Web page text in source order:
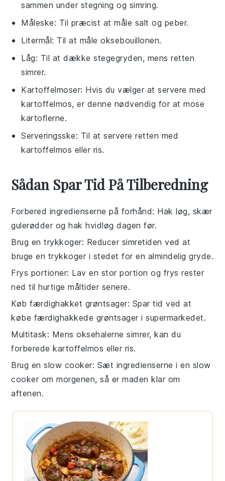
sammen under stegning og simring.
Måleske: Til præcist at måle salt og peber.
Litermål: Til at måle oksebouillonen.
Låg: Til at dække stegegryden, mens retten
simrer.
Kartoffelmoser: Hvis du vælger at servere med
kartoffelmos, er denne nødvendig for at mose
kartoflerne.
Serveringsske: Til at servere retten med
kartoffelmos eller ris.
Sådan Spar Tid På Tilberedning
Forbered ingredienserne på forhånd: Hakløg, skær
gulerødder og hakhvidløg dagen før.
Brug en trykkoger: Reducer simretiden ved at
bruge en trykkoger i stedet for en almindelig gryde.
Frys portioner: Lav en stor portion og frys rester
ned til hurtige måltider senere.
Køb færdighakket grøntsager: Spar tid ved at
købe færdighakkede grøntsager i supermarkedet.
Multitask: Mensoksehalerne simrer, kan du
forberedekartoffelmos eller ris.
Brug en slow cooker: Sæt ingredienserne i en slow
cooker om morgenen, så er maden klar om
aftenen.